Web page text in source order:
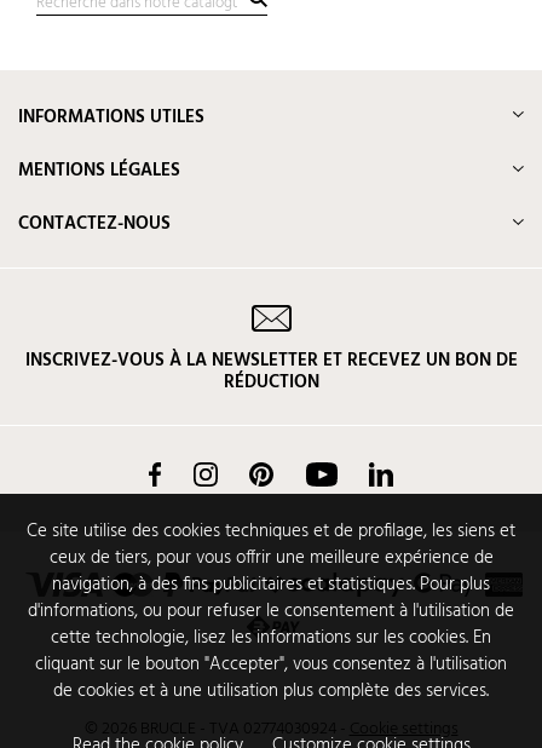
Ce site utilise des cookies techniques et de profilage, les siens et
ceux de tiers, pour vous offrir une meilleure expérience de
navigation, à des fins publicitaires et statistiques. Pour plus
d'informations, ou pour refuser le consentement à l'utilisation de
cette technologie, lisez les informations sur les cookies. En
cliquant sur le bouton "Accepter", vous consentez à l'utilisation
de cookies et à une utilisation plus complète des services.
INFORMATIONS UTILES
MENTIONS LÉGALES
CONTACTEZ-NOUS
INSCRIVEZ-VOUS À LA NEWSLETTER ET RECEVEZ UN BON DE
RÉDUCTION
FacebookInstagram Pinterest YouTube
© 2026 BRUCLE - TVA 02774030924 Cookie settings